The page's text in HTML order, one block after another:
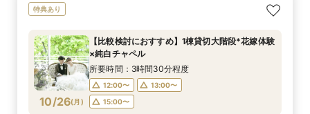
10/25(日)
＼主役級の花嫁体験／純白チャペル×大階段×1棟
10:00〜
15:00〜
フェアを予約
10/25(日)
チャペルリニューアル記念*ドレス特典付*1棟貸
10:00〜
15:00〜
フェアを予約
10/25(日)
【初見学◎】ファーストステップ相談×全館貸切
10:00〜
15:00〜
フェアを予約
特典あり
10/26(月)
【比較検討におすすめ】1棟貸切大階段*花嫁体験
×純白チャペル
所要時間：3時間30分程度
12:00〜
13:00〜
15:00〜